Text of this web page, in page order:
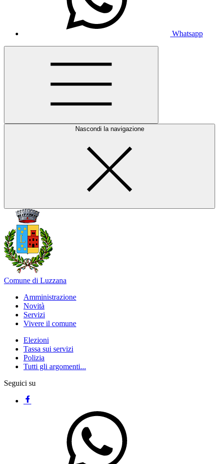
Whatsapp
Nascondi la navigazione
Comune di Luzzana
Amministrazione
Novità
Servizi
Vivere il comune
Elezioni
Tassa sui servizi
Polizia
Tutti gli argomenti...
Seguici su